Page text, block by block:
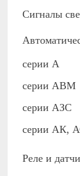
Сигналы
серии А
серии АВМ
cерии АЗС
серии АК,
Реле и